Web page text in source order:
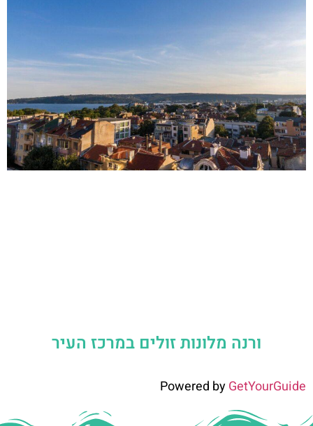
ורנה מלונות זולים במרכז העיר
Powered byGetYourGuide